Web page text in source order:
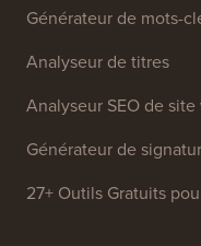
Générateur de mots-
Analyseur de titres
Analyseur SEO de
Générateur de
27+ Outils Gratuits